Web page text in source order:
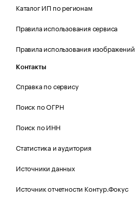
Каталог ИП по регионам
Правила использования сервиса
Правила использования изображений
Контакты
Справка по сервису
Поиск по ОГРН
Поиск по ИНН
Статистика и аудитория
Источники данных
Источник отчетности Контур.Фокус